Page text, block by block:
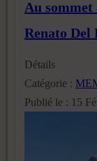
Au sommet
Renato Del
Détails
Catégorie :
Publié le : 15